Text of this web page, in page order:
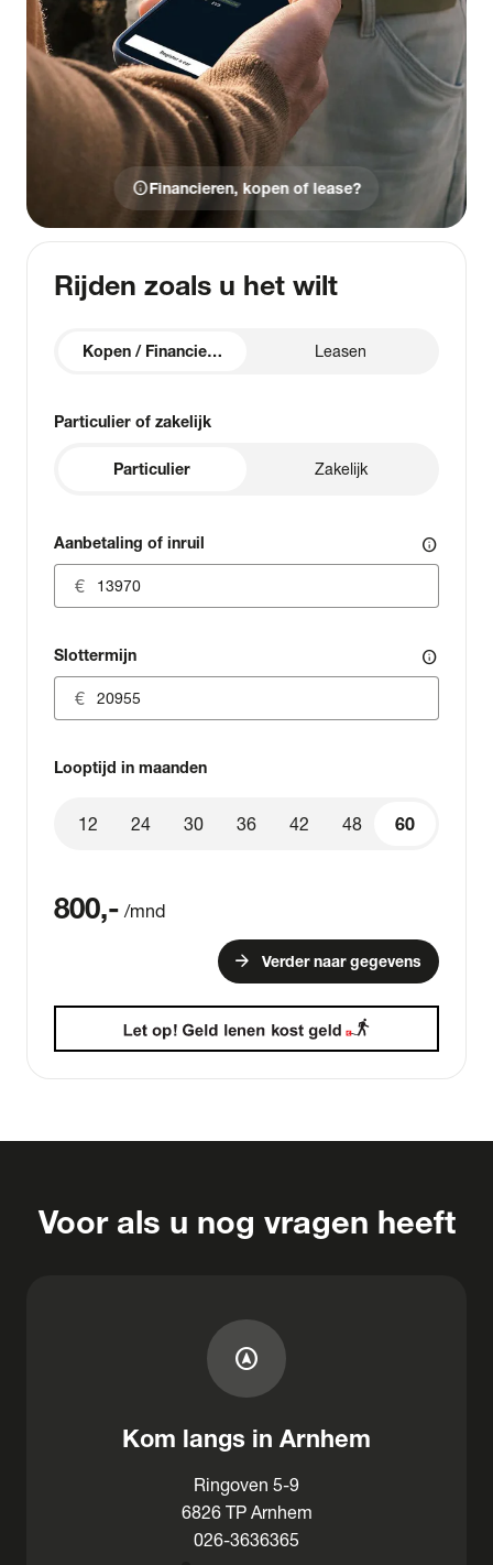
infoFinancieren, kopen of lease?
Rijden zoals u het wilt
Kopen / Financieren Leasen
Particulier of zakelijk
Particulier Zakelijk
Aanbetaling of inruil info
Slottermijn info
Looptijd in maanden
60
12 24 30 36 42 48 60
800,- /mnd
arrow_forward Verder naar gegevens
Voor als u nog vragen heeft
assistant_navigation
Kom langs in Arnhem
Ringoven 5-9
6826 TP Arnhem
026-3636365